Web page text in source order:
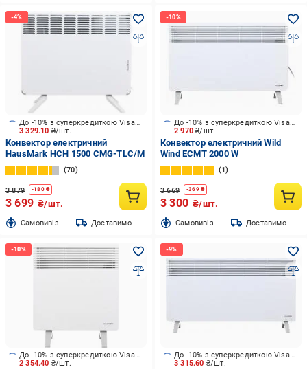
3 329.10 ₴/шт.
До -10% з суперкредиткою Visa Вигода
Конвектор електричний
HausMark HCH 1500 CMG-TLC/M
70
3 879 -180₴
3 699 ₴/шт.
Cамовивіз Доставимо
2 970₴/шт.
До -10% з суперкредиткою Visa Вигода
Конвектор електричний Wild
Wind ECMT 2000 W
1
3 669 -369₴
3 300 ₴/шт.
Cамовивіз Доставимо
2 354.40 ₴/шт.
До -10% з суперкредиткою Visa Вигода
3 315.60 ₴/шт.
До -10% з суперкредиткою Visa Вигода